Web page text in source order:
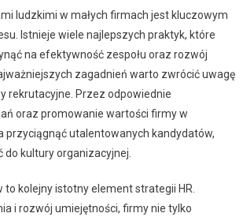
ludzkimi w małych firmach jest kluczowym
Istnieje wiele najlepszych praktyk, które
na efektywność zespołu oraz rozwój
zagadnień warto zwrócić uwagę
rekrutacyjne. Przez odpowiednie
oraz promowanie wartości firmy w
przyciągnąć utalentowanych kandydatów,
do kultury organizacyjnej.
to kolejny istotny element strategii HR.
i rozwój umiejętności, firmy nie tylko